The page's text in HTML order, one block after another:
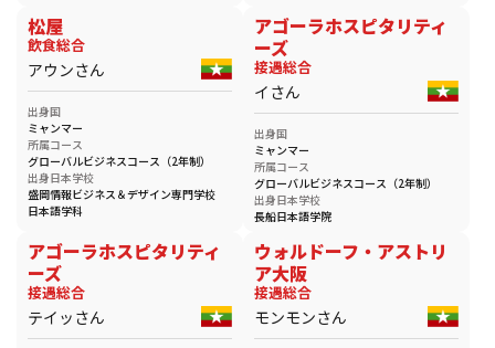
松屋
飲食総合
アウンさん
出身国
ミャンマー
所属コース
グローバルビジネスコース（2年制）
出身日本学校
盛岡情報ビジネス＆デザイン専門学校
日本語学科
アゴーラホスピタリティ
ーズ
接遇総合
イさん
出身国
ミャンマー
所属コース
グローバルビジネスコース（2年制）
出身日本学校
長船日本語学院
アゴーラホスピタリティ
ーズ
接遇総合
テイッさん
ウォルドーフ・アストリ
ア大阪
接遇総合
モンモンさん